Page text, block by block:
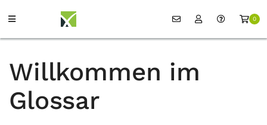
0
Willkommen im
Glossar